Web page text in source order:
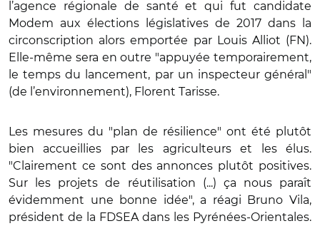
l’agence régionale de santé et qui fut candidate
Modem aux élections législatives de 2017 dans la
circonscription alors emportée par Louis Alliot (FN).
Elle-même sera en outre "appuyée temporairement,
le temps du lancement, par un inspecteur général"
(de l’environnement), Florent Tarisse.
Les mesures du "plan de résilience" ont été plutôt
bien accueillies par les agriculteurs et les élus.
"Clairement ce sont des annonces plutôt positives.
Sur les projets de réutilisation (...) ça nous paraît
évidemment une bonne idée", a réagi Bruno Vila,
président de la FDSEA dans les Pyrénées-Orientales.